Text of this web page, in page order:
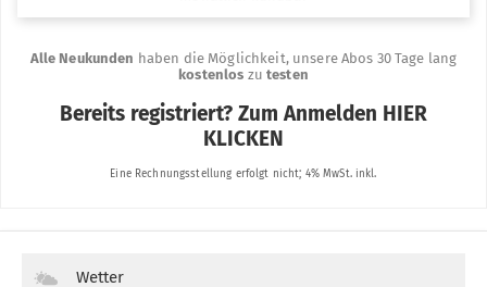
Wetter